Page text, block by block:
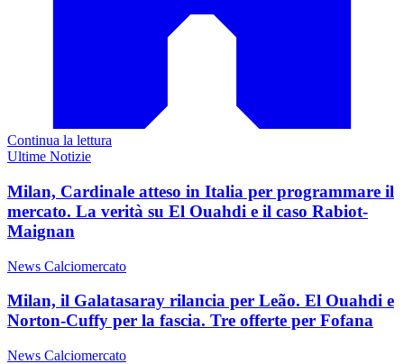
Continua la lettura
Ultime Notizie
Milan, Cardinale atteso in Italia per programmare il
mercato. La verità su El Ouahdi e il caso Rabiot-
Maignan
News Calciomercato
Milan, il Galatasaray rilancia per Leão. El Ouahdi e
Norton-Cuffy per la fascia. Tre offerte per Fofana
News Calciomercato